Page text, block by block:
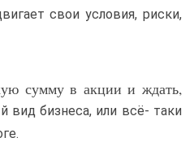
свои условия, риски,
сумму в акции и ждать,
вид бизнеса, или всё- таки